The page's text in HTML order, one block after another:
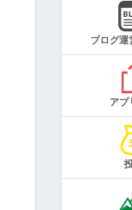
ブログ運
アプ